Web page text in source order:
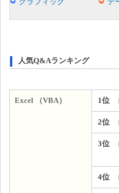
人気Q&Aランキング
Excel （VBA）
1位
2位
3位
4位